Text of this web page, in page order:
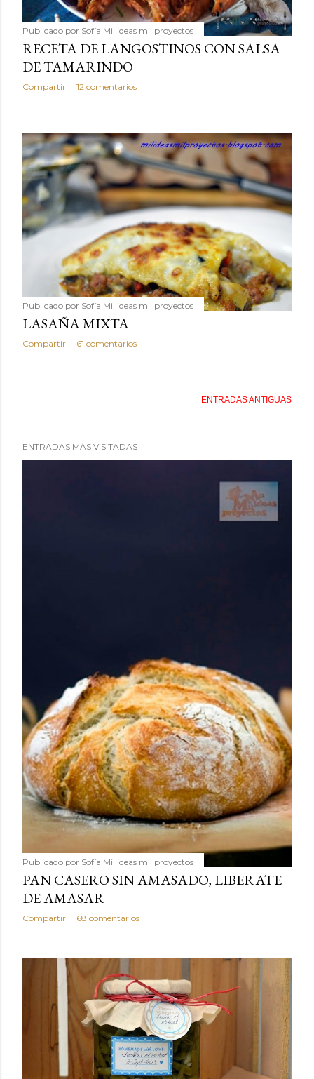
Publicado por Sofía Mil ideas mil proyectos
RECETA DE LANGOSTINOS CON SALSA
DE TAMARINDO
Compartir 12 comentarios
Publicado por Sofía Mil ideas mil proyectos
LASAÑA MIXTA
Compartir 61 comentarios
ENTRADAS ANTIGUAS
ENTRADAS MÁS VISITADAS
Publicado por Sofía Mil ideas mil proyectos
PAN CASERO SIN AMASADO, LIBERATE
DE AMASAR
Compartir 68 comentarios